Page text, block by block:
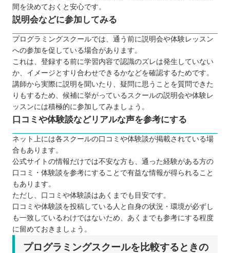
パソコンスクールすきこそじょうず
【長野】子ども向けのおすすめプログラミングス
クール3選
ワンダーコード シュティル軽井沢校
プロクラ
SUTEMON（ステモン）
自分にあったスクールを選ぼう
間を決めておくと安心です。
説明会などに参加してみる
プログラミングスクールでは、通う前に説明会や体験レッスン
への参加を促している場合があります。
これは、登録する前に学習内容で認識のズレは発生していない
か、イメージとすり合わせできるかなどを確認するためです。
講師から実際に説明を聞いたり、疑問に思うことを質問できた
りもするため、候補に挙がっているスクールの説明会や体験レ
ッスンには積極的に参加してみましょう。
口コミや体験談などリアルな声を参考にする
ネット上には各スクールの口コミや体験談が掲載されている場
合もあります。
公式サイトの情報だけでは不安な方も、通った経験がある方の
口コミ・体験談を参考にすることで有益な情報が得られること
もあります。
ただし、口コミや体験談はあくまでも目安です。
口コミや体験談を投稿している人と自身の状況・環境が必ずし
も一致しているわけではないため、あくまでも参考にする程度
に留めておきましょう。
プログラミングスクールを比較するときの